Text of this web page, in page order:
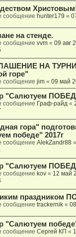
сообщениеhunter179 «
на стенде.
сообщениеvvm «09 авг
НА
горе"
сообщениеjim «09 май
"Салютуем
сообщение Граф-райд «
гора"
победе" 2017г
сообщениеAlekZandr88
"Салютуем
сообщение kov « 12 май
праздником
сообщениеtrackernik «
"Салютуем
сообщениеСергей КП «